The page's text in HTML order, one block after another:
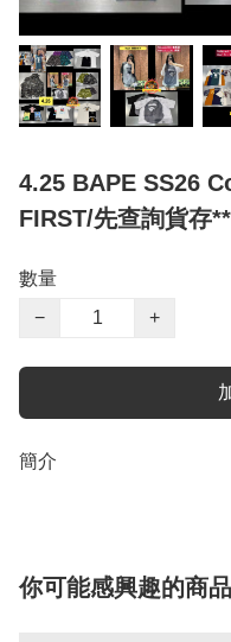
4.25 BAPE SS26
FIRST/先查詢貨存**
數量
−
+
簡介
你可能感興趣的商品